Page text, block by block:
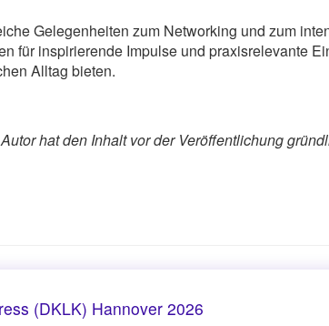
Gelegenheiten zum Networking und zum
für inspirierende Impulse und praxisrelevante
Alltag bieten.
hat den Inhalt vor der Veröffentlichung
(DKLK) Hannover 2026